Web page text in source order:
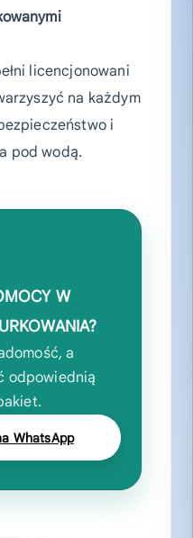
licencjonowani
na każdym
i
pod wodą.
W
a
odpowiednią
WhatsApp